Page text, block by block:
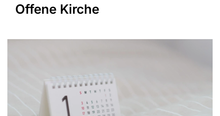
Offene Kirche